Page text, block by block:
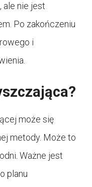
ale nie jest
Po zakończeniu
i
może się
metody. Może to
Ważne jest
planu